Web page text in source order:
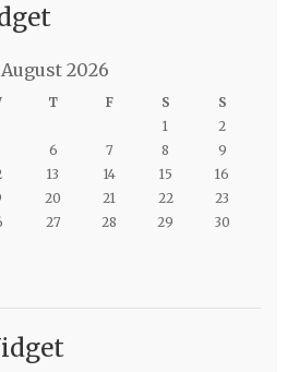
August 2026
T F S
S
1
2
6 7 8
9
13 14 15
16
20 21 22
23
27 28 29
30